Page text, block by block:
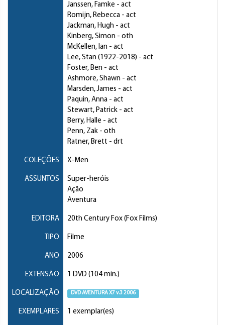
Janssen, Famke - act
Romijn, Rebecca - act
Jackman, Hugh - act
Kinberg, Simon - oth
McKellen, Ian - act
Lee, Stan (1922-2018) - act
Foster, Ben - act
Ashmore, Shawn - act
Marsden, James - act
Paquin, Anna - act
Stewart, Patrick - act
Berry, Halle - act
Penn, Zak - oth
Ratner, Brett - drt
COLEÇÕES X-Men
ASSUNTOS
Super-heróis
Ação
Aventura
EDITORA 20th Century Fox (Fox Films)
TIPO Filme
ANO 2006
EXTENSÃO 1 DVD (104 min.)
LOCALIZAÇÃO DVD AVENTURA X7 v.3 2006
EXEMPLARES 1 exemplar(es)